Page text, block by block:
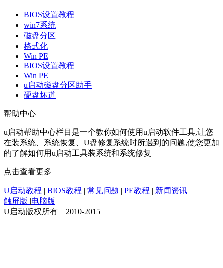
BIOS设置教程
win7系统
磁盘分区
格式化
Win PE
BIOS设置教程
Win PE
u启动磁盘分区助手
硬盘坏道
帮助中心
u启动帮助中心栏目是一个教你如何使用u启动软件工具,让您
在装系统、系统恢复、U盘修复系统时所遇到的问题,使您更加
的了解如何用u启动工具装系统和系统修复
点击查看更多
U启动教程 | BIOS教程 | 常见问题 | PE教程 | 新闻资讯
触屏版 |电脑版
U启动版权所有 2010-2015